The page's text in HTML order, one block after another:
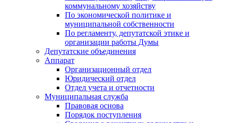
коммунальному хозяйству
По экономической политике и
муниципальной собственности
По регламенту, депутатской этике и
организации работы Думы
Депутатские объединения
Аппарат
Организационный отдел
Юридический отдел
Отдел учета и отчетности
Муниципальная служба
Правовая основа
Порядок поступления